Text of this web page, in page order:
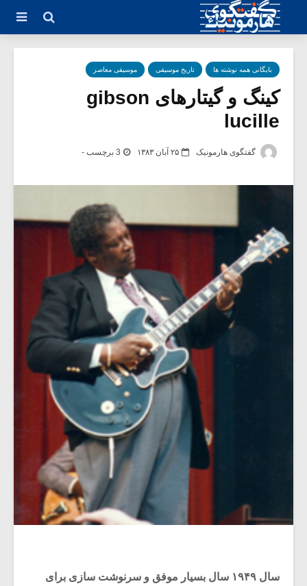
بایگانی همه نوشته ها تاریخ موسیقی موسیقی معاصر
کینگ و گیتارهای gibson
lucille
گفتگوی هارمونیک ۲۵ آبان ۱۳۸۳ 3 برچسب -
سال ۱۹۴۹ سال بسیار موفق و سرنوشت سازی برای